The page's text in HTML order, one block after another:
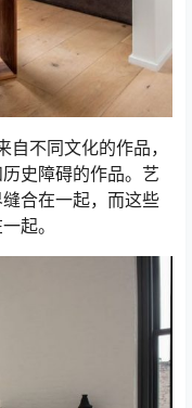
不同文化的作品，
史障碍的作品。艺
合在一起，而这些
起。